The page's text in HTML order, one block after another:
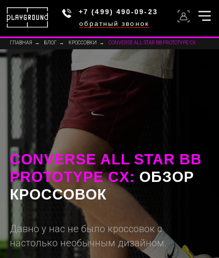
+7 (499) 490-09-23
обратный звонок
ГЛАВНАЯ → БЛОГ → КРОССОВКИ → CONVERSE ALL STAR BB PROTOTYPE CX
CONVERSE ALL STAR BB
PROTOTYPE CX: ОБЗОР
КРОССОВОК
Давно у нас не было кроссовок с
настолько необычным дизайном.